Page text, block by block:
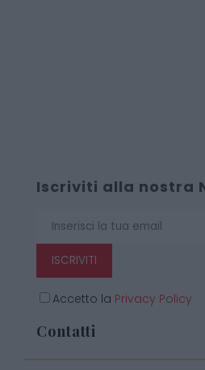
Iscriviti alla nostra
ISCRIVITI
Accetto la Privacy Policy
Contatti